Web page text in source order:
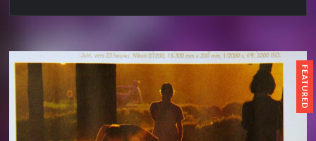
FEATURED